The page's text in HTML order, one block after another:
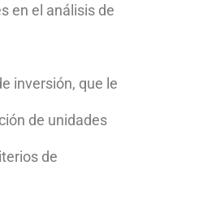
en el análisis de
inversión, que le
de unidades
de